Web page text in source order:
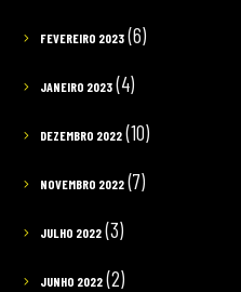
FEVEREIRO 2023(6)
JANEIRO 2023(4)
DEZEMBRO 2022(10)
NOVEMBRO 2022(7)
JULHO 2022(3)
JUNHO 2022(2)